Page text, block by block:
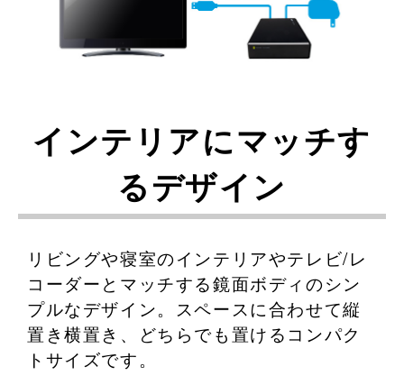
インテリアにマッチす
るデザイン
リビングや寝室のインテリアやテレビ/レ
コーダーとマッチする鏡面ボディのシン
プルなデザイン。スペースに合わせて縦
置き横置き、どちらでも置けるコンパク
トサイズです。